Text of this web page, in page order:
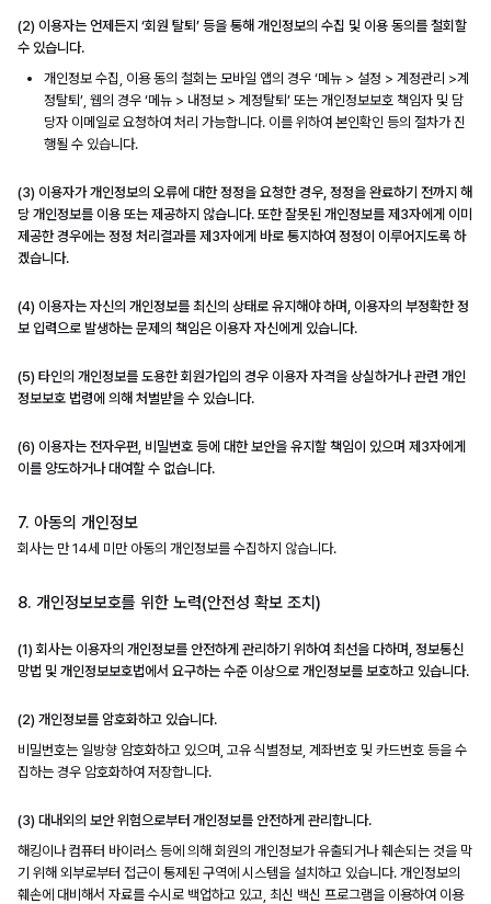
(2) 이용자는 언제든지 ‘회원 탈퇴’ 등을 통해 개인정보의 수집 및 이용 동의를 철회할
수 있습니다.
개인정보 수집, 이용 동의 철회는 모바일 앱의 경우 ‘메뉴 > 설정 > 계정관리 >계
정탈퇴’, 웹의 경우 ‘메뉴 > 내정보 > 계정탈퇴’ 또는 개인정보보호 책임자 및 담
당자 이메일로 요청하여 처리 가능합니다. 이를 위하여 본인확인 등의 절차가 진
행될 수 있습니다.
(3) 이용자가 개인정보의 오류에 대한 정정을 요청한 경우, 정정을 완료하기 전까지 해
당 개인정보를 이용 또는 제공하지 않습니다. 또한 잘못된 개인정보를 제3자에게 이미
제공한 경우에는 정정 처리결과를 제3자에게 바로 통지하여 정정이 이루어지도록 하
겠습니다.
(4) 이용자는 자신의 개인정보를 최신의 상태로 유지해야 하며, 이용자의 부정확한 정
보 입력으로 발생하는 문제의 책임은 이용자 자신에게 있습니다.
(5) 타인의 개인정보를 도용한 회원가입의 경우 이용자 자격을 상실하거나 관련 개인
정보보호 법령에 의해 처벌받을 수 있습니다.
(6) 이용자는 전자우편, 비밀번호 등에 대한 보안을 유지할 책임이 있으며 제3자에게
이를 양도하거나 대여할 수 없습니다.
7. 아동의 개인정보
회사는 만 14세 미만 아동의 개인정보를 수집하지 않습니다.
8. 개인정보보호를 위한 노력(안전성 확보 조치)
(1) 회사는 이용자의 개인정보를 안전하게 관리하기 위하여 최선을 다하며, 정보통신
망법 및 개인정보보호법에서 요구하는 수준 이상으로 개인정보를 보호하고 있습니다.
(2) 개인정보를 암호화하고 있습니다.
비밀번호는 일방향 암호화하고 있으며, 고유 식별정보, 계좌번호 및 카드번호 등을 수
집하는 경우 암호화하여 저장합니다.
(3) 대내외의 보안 위험으로부터 개인정보를 안전하게 관리합니다.
해킹이나 컴퓨터 바이러스 등에 의해 회원의 개인정보가 유출되거나 훼손되는 것을 막
기 위해 외부로부터 접근이 통제된 구역에 시스템을 설치하고 있습니다. 개인정보의
훼손에 대비해서 자료를 수시로 백업하고 있고, 최신 백신 프로그램을 이용하여 이용